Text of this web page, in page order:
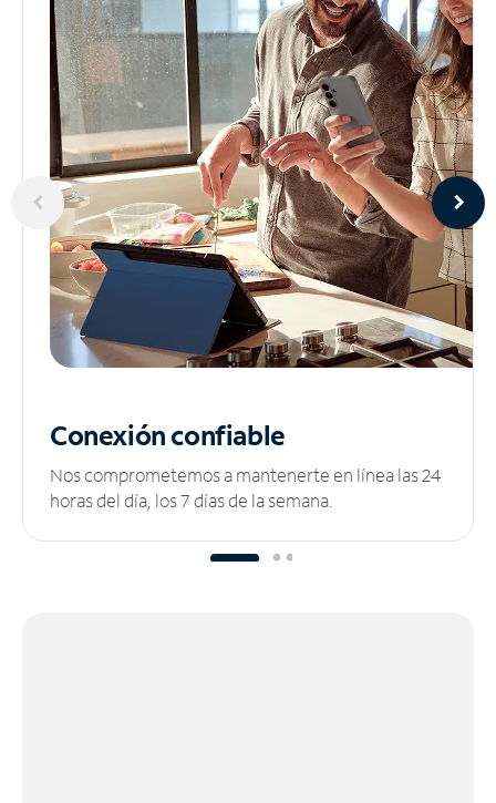
Conexión confiable
Nos comprometemos a mantenerte en línea las 24
horas del día, los 7 días de la semana.